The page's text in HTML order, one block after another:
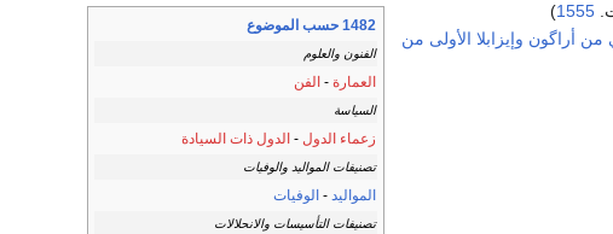
1482 حسب الموضوع
الفنون والعلوم
العمارة - الفن
السياسة
زعماء الدول - الدول ذات السيادة
تصنيفات المواليد والوفيات
المواليد - الوفيات
تصنيفات التأسيسات والانحلالات
1555
)
من أراگون وإيزابلا الأولى من